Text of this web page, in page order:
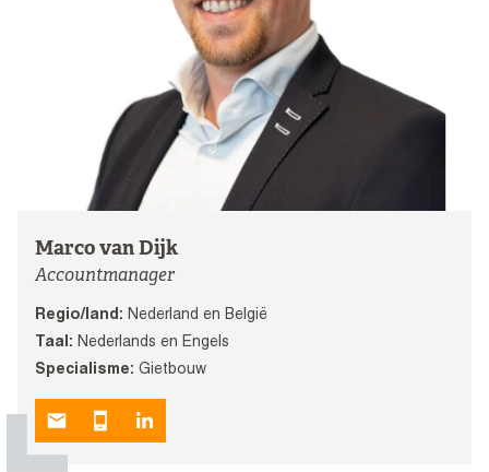
Marco van Dijk
Accountmanager
Regio/land: Nederland en België
Taal: Nederlands en Engels
Specialisme: Gietbouw